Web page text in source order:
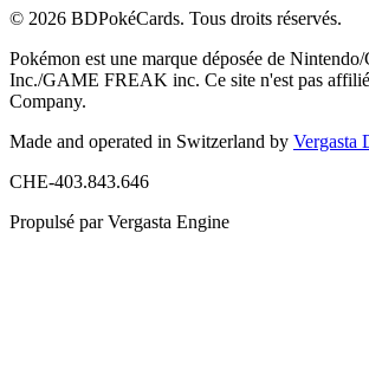
© 2026 BDPokéCards. Tous droits réservés.
Pokémon est une marque déposée de Nintendo/
Inc./GAME FREAK inc. Ce site n'est pas
Company.
Made and operated in Switzerland by Vergasta
CHE-403.843.646
Propulsé par Vergasta Engine